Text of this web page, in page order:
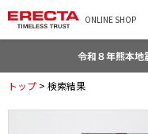
ONLINE SHOP
令和８年熊本地
トップ > 検索結果